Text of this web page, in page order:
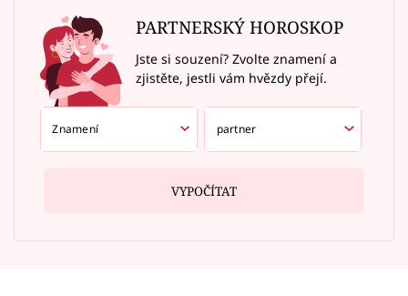
PARTNERSKÝ HOROSKOP
Jste si souzení? Zvolte znamení a
zjistěte, jestli vám hvězdy přejí.
VYPOČÍTAT